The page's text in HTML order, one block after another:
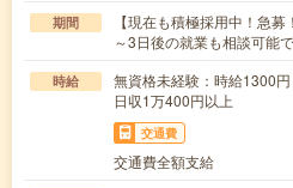
期間
【現在も積極採用中！急
～3日後の就業も相談可能で
時給
無資格未経験：時給
日収1万400円以上
交通費
交通費全額支給